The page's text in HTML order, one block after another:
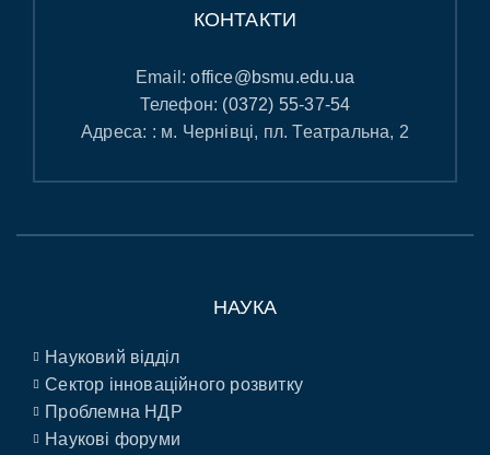
КОНТАКТИ
Email:office@bsmu.edu.ua
Телефон: (0372) 55-37-54
Адреса: : м. Чернівці, пл. Театральна, 2
НАУКА
Науковий відділ
Сектор інноваційного розвитку
Проблемна НДР
Наукові форуми